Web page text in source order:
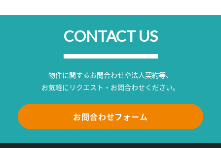
CONTACT US
物件に関するお問合わせや法人契約等、
お気軽にリクエスト・お問合わせください。
お問合わせフォーム